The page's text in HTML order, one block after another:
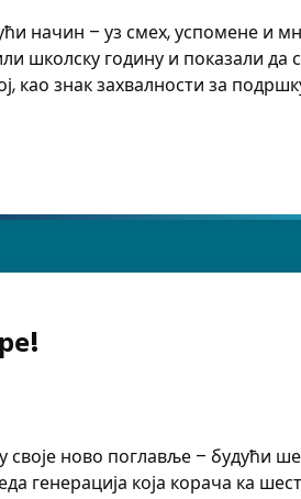
начин – уз смех, успомене и
школску годину и показали
као знак захвалности за
своје ново поглавље – будући
генерација која корача ка